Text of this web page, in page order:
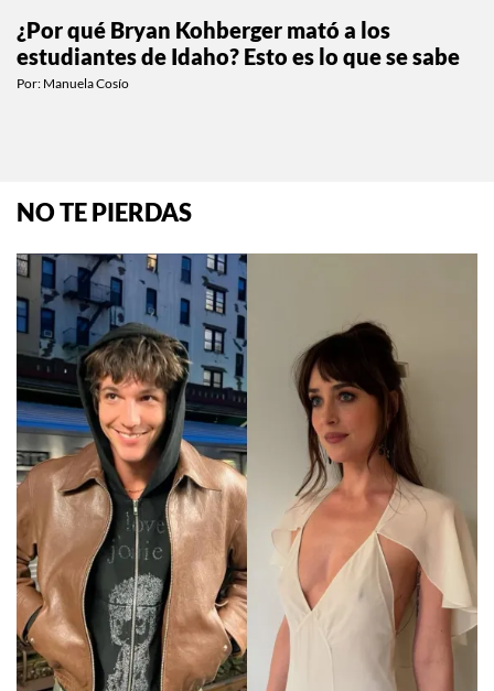
¿Por qué Bryan Kohberger mató a los
estudiantes de Idaho? Esto es lo que se sabe
Por: Manuela Cosío
NO TE PIERDAS